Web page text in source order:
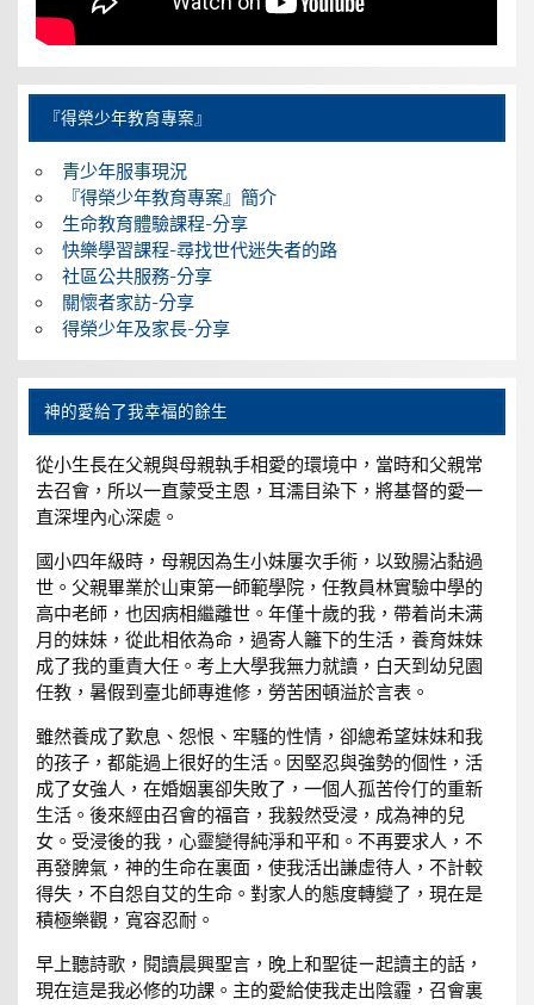
『得榮少年教育專案』
青少年服事現況
『得榮少年教育專案』簡介
生命教育體驗課程-分享
快樂學習課程-尋找世代迷失者的路
社區公共服務-分享
關懷者家訪-分享
得榮少年及家長-分享
神的愛給了我幸福的餘生
從小生長在父親與母親執手相愛的環境中，當時和父親常
去召會，所以一直蒙受主恩，耳濡目染下，將基督的愛一
直深埋內心深處。
國小四年級時，母親因為生小妹屢次手術，以致腸沾黏過
世。父親畢業於山東第一師範學院，任教員林實驗中學的
高中老師，也因病相繼離世。年僅十歲的我，帶着尚未满
月的妹妹，從此相依為命，過寄人籬下的生活，養育妹妹
成了我的重責大任。考上大學我無力就讀，白天到幼兒園
任教，暑假到臺北師專進修，勞苦困頓溢於言表。
雖然養成了歎息、怨恨、牢騷的性情，卻總希望妹妹和我
的孩子，都能過上很好的生活。因堅忍與強勢的個性，活
成了女強人，在婚姻裏卻失敗了，一個人孤苦伶仃的重新
生活。後來經由召會的福音，我毅然受浸，成為神的兒
女。受浸後的我，心靈變得純淨和平和。不再要求人，不
再發脾氣，神的生命在裏面，使我活出謙虛待人，不計較
得失，不自怨自艾的生命。對家人的態度轉變了，現在是
積極樂觀，寬容忍耐。
早上聽詩歌，閱讀晨興聖言，晚上和聖徒ㄧ起讀主的話，
現在這是我必修的功課。主的愛給使我走出陰霾，召會裏